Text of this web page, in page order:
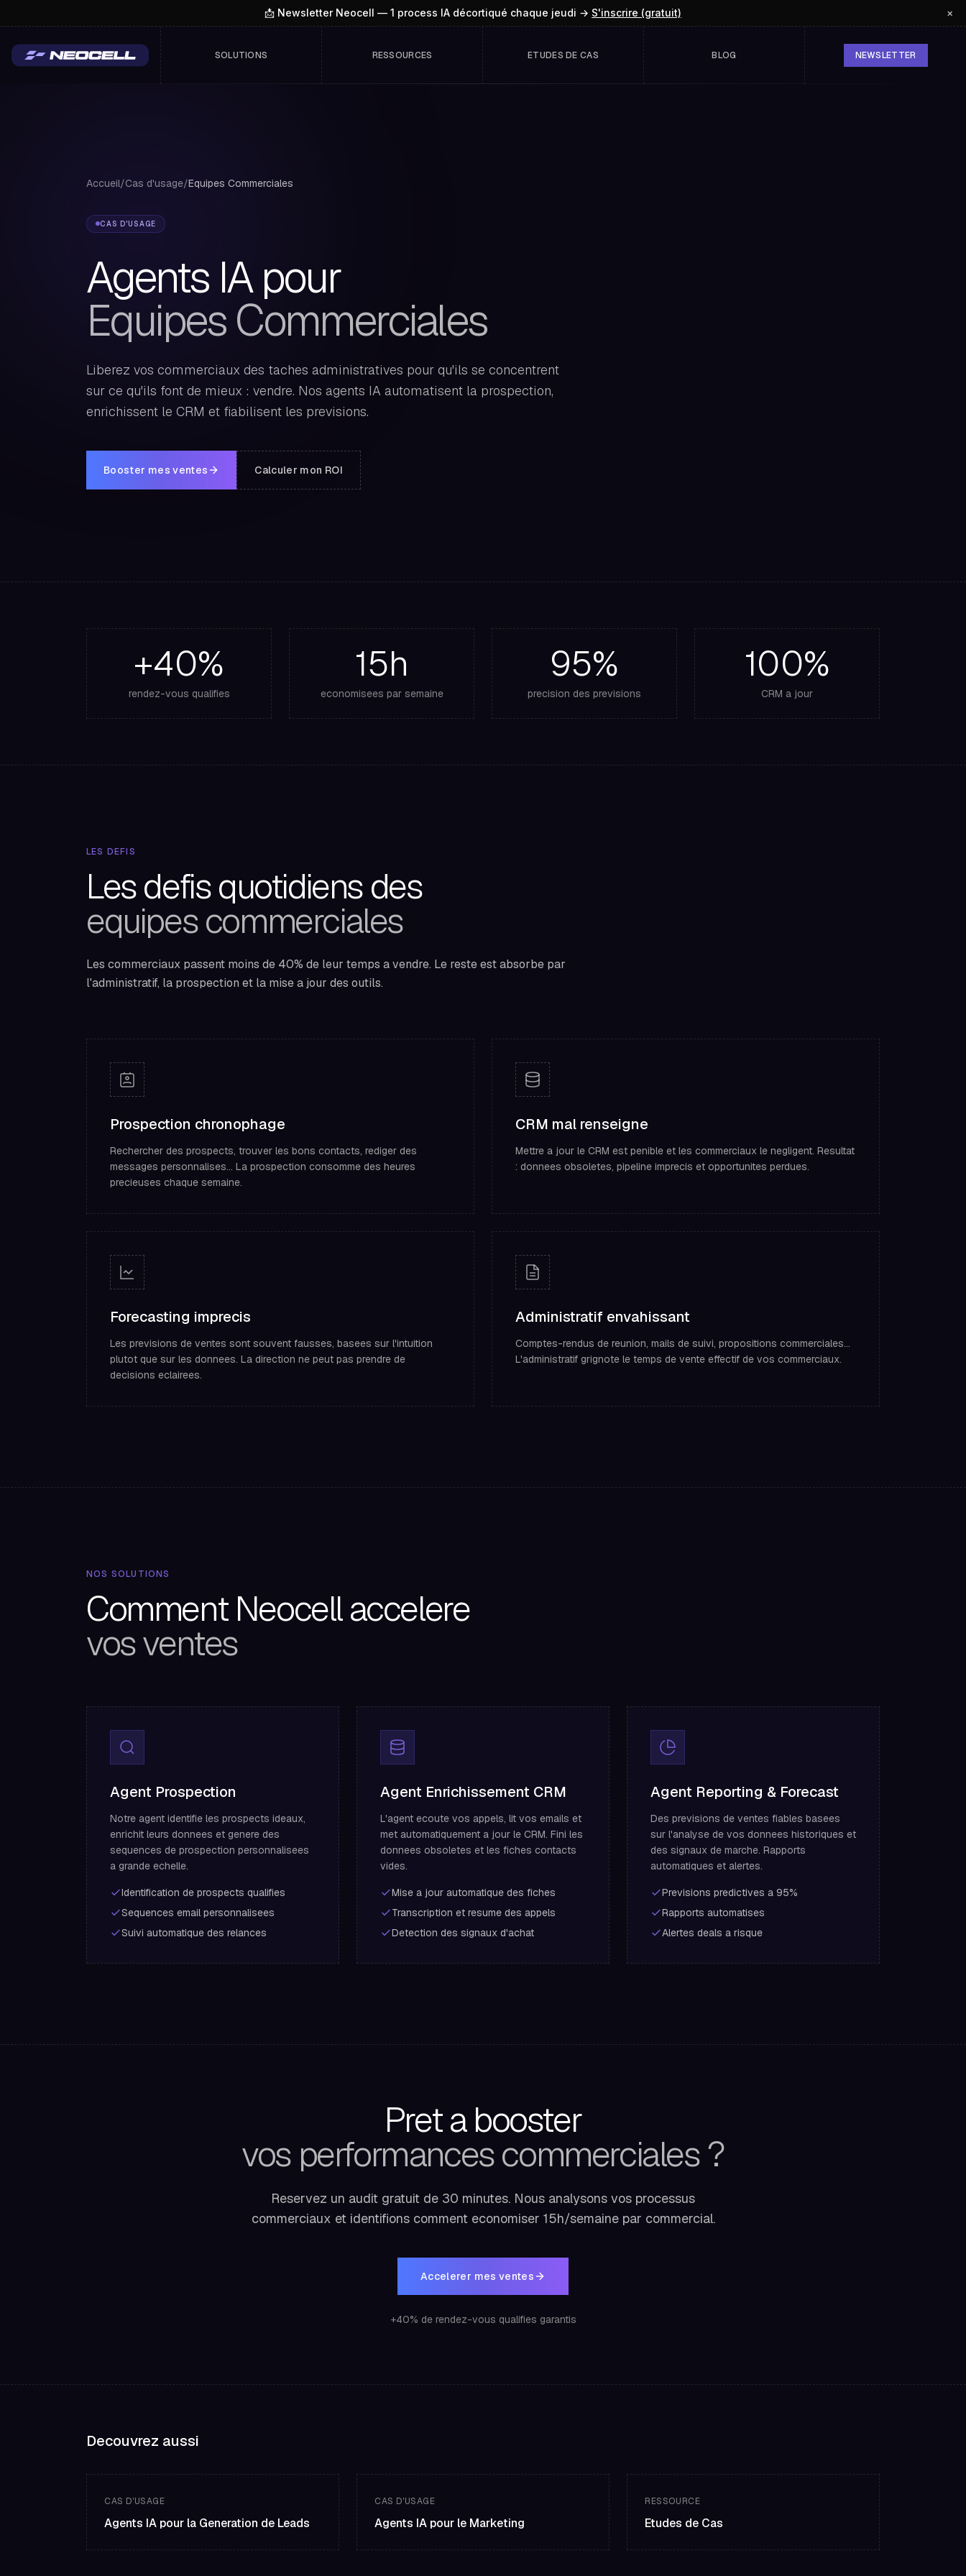
📩 Newsletter Neocell — 1 process IA décortiqué chaque jeudi → S'inscrire (gratuit) ×
SOLUTIONS RESSOURCES ETUDES DE CAS BLOG NEWSLETTER
Accueil/Cas d'usage/Equipes Commerciales
CAS D'USAGE
Agents IA pour
Equipes Commerciales
Liberez vos commerciaux des taches administratives pour qu'ils se concentrent
sur ce qu'ils font de mieux : vendre. Nos agents IA automatisent la prospection,
enrichissent le CRM et fiabilisent les previsions.
Booster mes ventes Calculer mon ROI
+40%
rendez-vous qualifies
15h
economisees par semaine
95%
precision des previsions
100%
CRM a jour
LES DEFIS
Les defis quotidiens des
equipes commerciales
Les commerciaux passent moins de 40% de leur temps a vendre. Le reste est absorbe par
l'administratif, la prospection et la mise a jour des outils.
Prospection chronophage
Rechercher des prospects, trouver les bons contacts, rediger des
messages personnalises... La prospection consomme des heures
precieuses chaque semaine.
CRM mal renseigne
Mettre a jour le CRM est penible et les commerciaux le negligent. Resultat
: donnees obsoletes, pipeline imprecis et opportunites perdues.
Forecasting imprecis
Les previsions de ventes sont souvent fausses, basees sur l'intuition
plutot que sur les donnees. La direction ne peut pas prendre de
decisions eclairees.
Administratif envahissant
Comptes-rendus de reunion, mails de suivi, propositions commerciales...
L'administratif grignote le temps de vente effectif de vos commerciaux.
NOS SOLUTIONS
Comment Neocell accelere
vos ventes
Agent Prospection
Notre agent identifie les prospects ideaux,
enrichit leurs donnees et genere des
sequences de prospection personnalisees
a grande echelle.
Identification de prospects qualifies
Sequences email personnalisees
Suivi automatique des relances
Agent Enrichissement CRM
L'agent ecoute vos appels, lit vos emails et
met automatiquement a jour le CRM. Fini les
donnees obsoletes et les fiches contacts
vides.
Mise a jour automatique des fiches
Transcription et resume des appels
Detection des signaux d'achat
Agent Reporting & Forecast
Des previsions de ventes fiables basees
sur l'analyse de vos donnees historiques et
des signaux de marche. Rapports
automatiques et alertes.
Previsions predictives a 95%
Rapports automatises
Alertes deals a risque
Pret a booster
vos performances commerciales ?
Reservez un audit gratuit de 30 minutes. Nous analysons vos processus
commerciaux et identifions comment economiser 15h/semaine par commercial.
Accelerer mes ventes
+40% de rendez-vous qualifies garantis
Decouvrez aussi
CAS D'USAGE
Agents IA pour la Generation de Leads
CAS D'USAGE
Agents IA pour le Marketing
RESSOURCE
Etudes de Cas